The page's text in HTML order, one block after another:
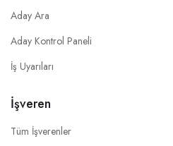
Aday Ara
Aday Kontrol Paneli
İş Uyarıları
İşveren
Tüm İşverenler